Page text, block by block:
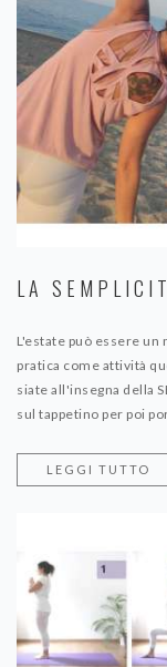
LA
L'estate può essere
pratica come attività
siate all'insegna della
sul tappetino per poi
LEGGI TUTTO